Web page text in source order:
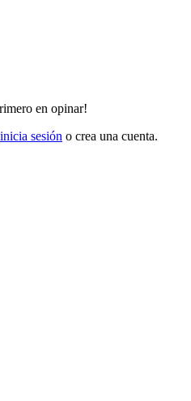
en opinar!
inicia sesión o crea una cuenta.